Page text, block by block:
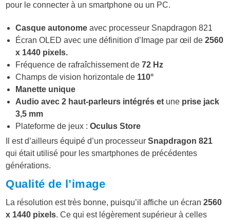
pour le connecter à un smartphone ou un PC.
Casque autonome avec processeur Snapdragon 821
Écran OLED avec une définition d’Image par œil de 2560
x 1440 pixels.
Fréquence de rafraîchissement de 72 Hz
Champs de vision horizontale de 110°
Manette unique
Audio avec 2 haut-parleurs intégrés et une prise jack
3,5 mm
Plateforme de jeux :Oculus Store
Il est d’ailleurs équipé d’un processeur Snapdragon 821
qui était utilisé pour les smartphones de précédentes
générations.
Qualité de l’image
La résolution est très bonne, puisqu’il affiche un écran2560
x 1440 pixels. Ce qui est légèrement supérieur à celles